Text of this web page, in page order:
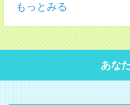
もっとみる
あな